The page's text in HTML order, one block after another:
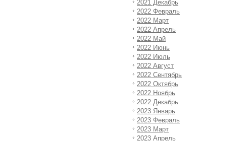
2021 Декабрь
2022 Февраль
2022 Март
2022 Апрель
2022 Май
2022 Июнь
2022 Июль
2022 Август
2022 Сентябрь
2022 Октябрь
2022 Ноябрь
2022 Декабрь
2023 Январь
2023 Февраль
2023 Март
2023 Апрель